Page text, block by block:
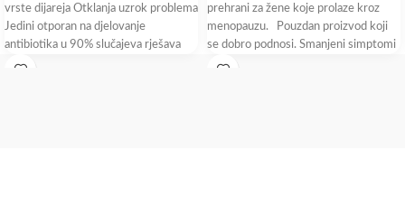
vrste dijareja Otklanja uzrok problema
Jedini otporan na djelovanje
antibiotika u 90% slučajeva rješava
putnu dijareju Bulardi®
prehrani za žene koje prolaze kroz
menopauzu. Pouzdan proizvod koji
se dobro podnosi. Smanjeni simptomi
menopauze i značajno poboljšanje